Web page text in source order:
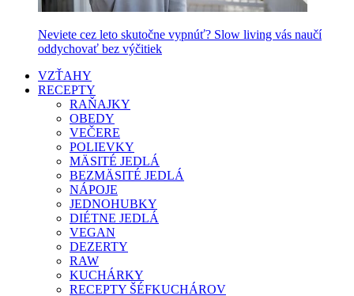
Neviete cez leto skutočne vypnúť? Slow living vás naučí
oddychovať bez výčitiek
VZŤAHY
RECEPTY
RAŇAJKY
OBEDY
VEČERE
POLIEVKY
MÄSITÉ JEDLÁ
BEZMÄSITÉ JEDLÁ
NÁPOJE
JEDNOHUBKY
DIÉTNE JEDLÁ
VEGAN
DEZERTY
RAW
KUCHÁRKY
RECEPTY ŠÉFKUCHÁROV